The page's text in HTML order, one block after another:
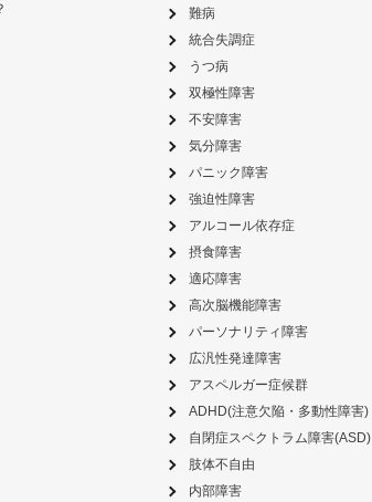
難病
統合失調症
うつ病
双極性障害
不安障害
気分障害
パニック障害
強迫性障害
アルコール依存症
摂食障害
適応障害
高次脳機能障害
パーソナリティ障害
広汎性発達障害
アスペルガー症候群
ADHD(注意欠陥・多動性障害)
自閉症スペクトラム障害(ASD)
肢体不自由
内部障害